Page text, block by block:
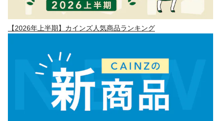
【2026年上半期】カインズ人気商品ランキング